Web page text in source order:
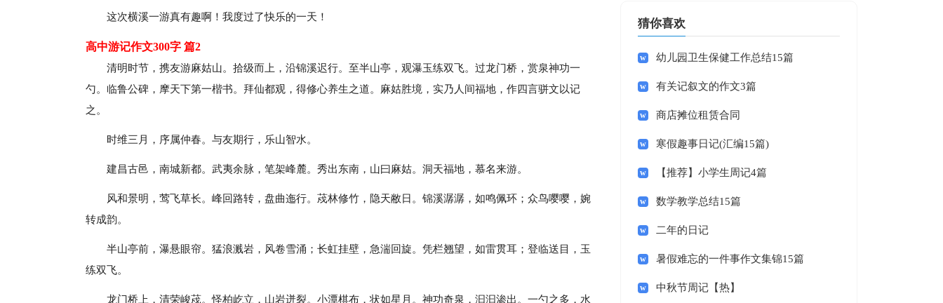
这次横溪一游真有趣啊！我度过了快乐的一天！
高中游记作文300字 篇2
清明时节，携友游麻姑山。拾级而上，沿锦溪迟行。至半山亭，观瀑玉练双飞。过龙门桥，赏泉神功一
勺。临鲁公碑，摩天下第一楷书。拜仙都观，得修心养生之道。麻姑胜境，实乃人间福地，作四言骈文以记
之。
时维三月，序属仲春。与友期行，乐山智水。
建昌古邑，南城新都。武夷余脉，笔架峰麓。秀出东南，山曰麻姑。洞天福地，慕名来游。
风和景明，莺飞草长。峰回路转，盘曲迤行。荗林修竹，隐天敝日。锦溪潺潺，如鸣佩环；众鸟嘤嘤，婉
转成韵。
半山亭前，瀑悬眼帘。猛浪溅岩，风卷雪涌；长虹挂壁，急湍回旋。凭栏翘望，如雷贯耳；登临送目，玉
练双飞。
龙门桥上，清荣峻荗。怪柏屹立，山岩迸裂。小潭棋布，状如星月。神功奇泉，汩汩渗出。一勺之多，水
猜你喜欢
幼儿园卫生保健工作总结15篇
有关记叙文的作文3篇
商店摊位租赁合同
寒假趣事日记(汇编15篇)
【推荐】小学生周记4篇
数学教学总结15篇
二年的日记
暑假难忘的一件事作文集锦15篇
中秋节周记【热】